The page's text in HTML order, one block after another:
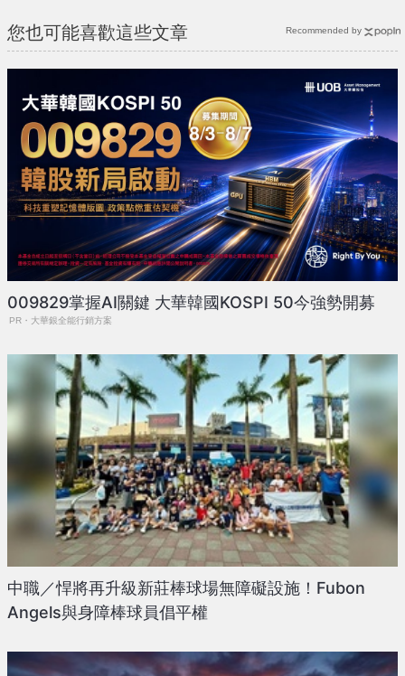
您也可能喜歡這些文章
009829掌握AI關鍵 大華韓國KOSPI 50今強勢開募
PR・大華銀全能行銷方案
中職／悍將再升級新莊棒球場無障礙設施！Fubon
Angels與身障棒球員倡平權
Recommended by